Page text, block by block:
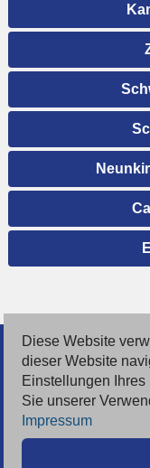
© 2026 Deutsche
Inserieren
Kontakt
Diese Website
dieser Website
Einstellungen Ihres
Sie unserer
Impressum